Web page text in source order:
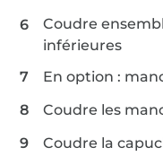
Coudre
inférieures
En option :
Coudre les
Coudre la